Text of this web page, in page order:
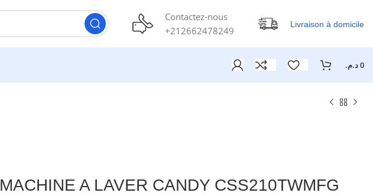
Contactez-nous
+212662478249
Livraison à domicile
0د.م.
MACHINE A LAVER CANDY CSS210TWMFG